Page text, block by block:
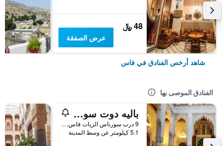
48 ﷼
عرض الصفقة
شاهد أرخص الفنادق في فاس
الفنادق الموصى بها
باليه دوت سويتس إيه سبا فاس
9 درب سورناس الزيات فاس, فاس, المغرب
5.1 كيلومتر عن وسط المدينة